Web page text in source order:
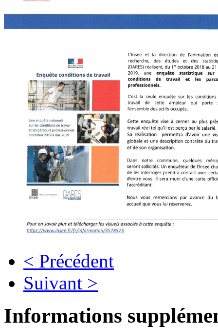
< Précédent
Suivant >
Informations